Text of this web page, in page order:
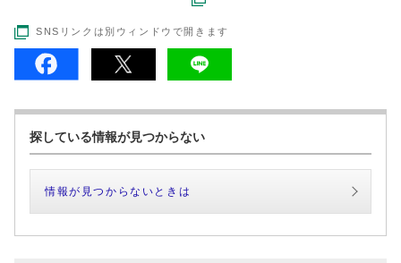
SNSリンクは別ウィンドウで開きます
探している情報が見つからない
情報が見つからないときは